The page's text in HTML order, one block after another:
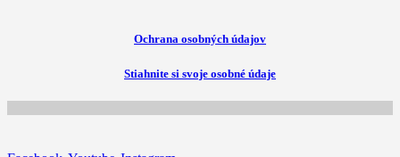
Ochrana osobných údajov
Stiahnite si svoje osobné údaje